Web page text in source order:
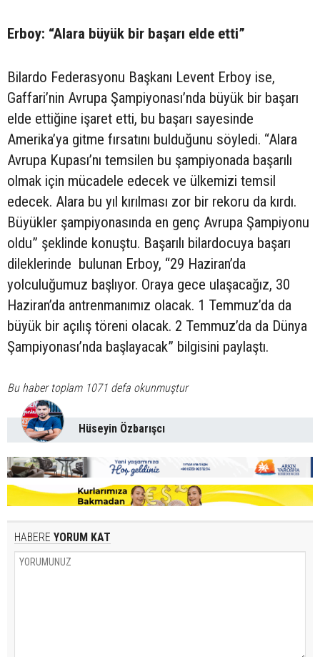
Erboy: “Alara büyük bir başarı elde etti”
Bilardo Federasyonu Başkanı Levent Erboy ise,
Gaffari’nin Avrupa Şampiyonası’nda büyük bir başarı
elde ettiğine işaret etti, bu başarı sayesinde
Amerika’ya gitme fırsatını bulduğunu söyledi. “Alara
Avrupa Kupası’nı temsilen bu şampiyonada başarılı
olmak için mücadele edecek ve ülkemizi temsil
edecek. Alara bu yıl kırılması zor bir rekoru da kırdı.
Büyükler şampiyonasında en genç Avrupa Şampiyonu
oldu” şeklinde konuştu. Başarılı bilardocuya başarı
dileklerinde bulunan Erboy, “29 Haziran’da
yolculuğumuz başlıyor. Oraya gece ulaşacağız, 30
Haziran’da antrenmanımız olacak. 1 Temmuz’da da
büyük bir açılış töreni olacak. 2 Temmuz’da da Dünya
Şampiyonası’nda başlayacak” bilgisini paylaştı.
Bu haber toplam 1071 defa okunmuştur
Hüseyin Özbarışcı
HABERE YORUM KAT